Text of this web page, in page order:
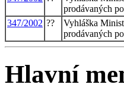
prodávaných
347/2002 ??
Vyhláška
prodávaných
Hlavní